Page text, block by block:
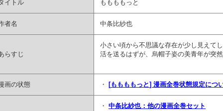
イトル ももももっと
者名 中条比紗也
らすじ
小さい頃から不思議な存在が少し見えて
活を送るはずが、烏帽子姿の美青年が突
画の状態 ・ [ももももっと] 漫画全巻状態規定につ
・ 中条比紗也：他の漫画全巻セット